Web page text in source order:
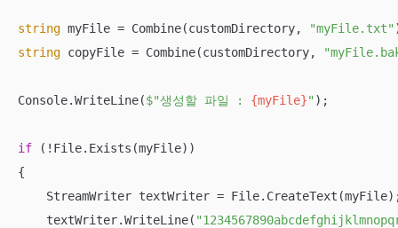
string myFile = Combine(customDirectory,
"myFile.txt"
string copyFile = Combine(customDirectory,
Console.WriteLine($"생성할 파일 : {myFile}" );
if (!File.Exists(myFile))
{
StreamWriter textWriter =
    textWriter.WriteLine(